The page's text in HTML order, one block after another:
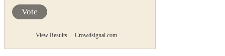
Vote
View Results Crowdsignal.com